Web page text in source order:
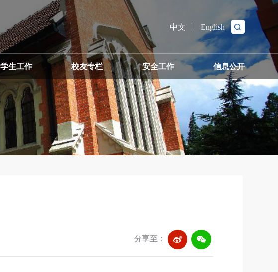
中文 English
学生工作 校友专栏 安全工作 信息公开
杰出校友
分享至：